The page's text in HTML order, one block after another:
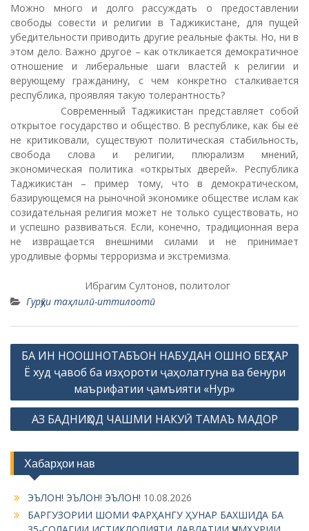
Можно много и долго рассуждать о предоставлении
свободы совести и религии в Таджикистане, для пущей
убедительности приводить другие реальные факты. Но, ни в
этом дело. Важно другое – как откликается демократичное
отношение и либеральные шаги властей к религии и
верующему гражданину, с чем конкретно сталкивается
республика, проявляя такую толерантность?
Современный Таджикистан представляет собой
открытое государство и общество. В республике, как бы её
не критиковали, существуют политическая стабильность,
свобода слова и религии, плюрализм мнений,
экономическая политика «открытых дверей». Республика
Таджикистан – пример тому, что в демократическом,
базирующемся на рыночной экономике обществе ислам как
созидательная религия может не только существовать, но
и успешно развиваться. Если, конечно, традиционная вера
не извращается внешними силами и не принимает
уродливые формы терроризма и экстремизма.
Ибрагим Султонов, политолог
Гурӯҳи таҳлилӣ-иттилоотӣ
P
t
n
a
v
g
БА ИН НООШНОТАБЪОН НАБУДАН ОШНО БЕҲТАР
Ё худ ҷавоб ба изҳороти ҷаҳолатгуна ва бенури
маърифатии ҷамъияти «Нур»
АЗ БАДНИҲОД ЧАШМИ НАКУӢ ТАМАЪ МАДОР
Хабарҳои нав
ЭЪЛОН! ЭЪЛОН! ЭЪЛОН! 10.08.2026
БАРГУЗОРИИ ШОМИ ФАРҲАНГУ ҲУНАР БАХШИДА БА